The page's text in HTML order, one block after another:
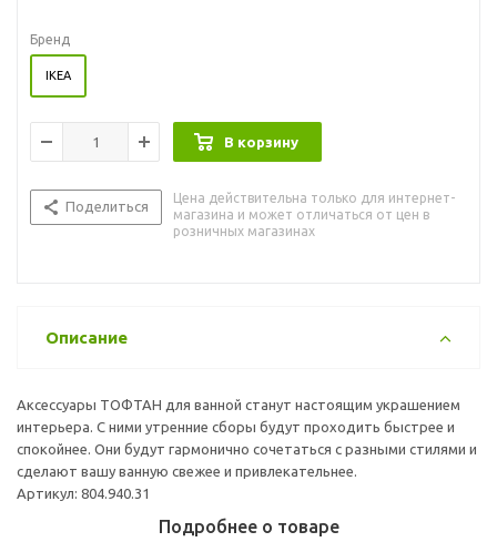
Бренд
IKEA
В корзину
Поделиться
Цена действительна только для интернет-
магазина и может отличаться от цен в
розничных магазинах
Описание
Аксессуары ТОФТАН для ванной станут настоящим украшением
интерьера. С ними утренние сборы будут проходить быстрее и
спокойнее. Они будут гармонично сочетаться с разными стилями и
сделают вашу ванную свежее и привлекательнее.
Артикул: 804.940.31
Подробнее о товаре